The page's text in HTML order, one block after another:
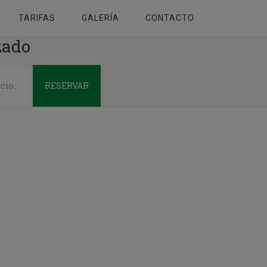
TARIFAS GALERÍA CONTACTO
RESERVAR